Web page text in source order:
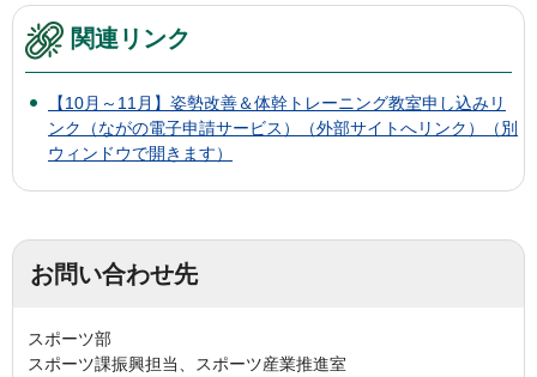
関連リンク
【10月～11月】姿勢改善＆体幹トレーニング教室申し込みリ
ンク（ながの電子申請サービス）（外部サイトへリンク）（別
ウィンドウで開きます）
お問い合わせ先
スポーツ部
スポーツ課振興担当、スポーツ産業推進室